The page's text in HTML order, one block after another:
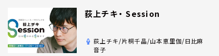
荻上チキ・ Session
荻上チキ/片桐千晶/山本恵里伽/日比麻
音子